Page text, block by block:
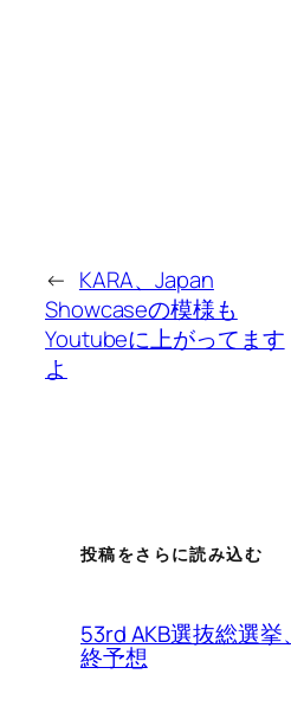
← KARA、Japan
Showcaseの模様も
Youtubeに上がってます
よ
投稿をさらに読み込む
53rd AKB選抜総選挙
終予想